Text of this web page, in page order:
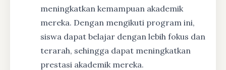
meningkatkan kemampuan akademik
mereka. Dengan mengikuti program ini,
siswa dapat belajar dengan lebih fokus dan
terarah, sehingga dapat meningkatkan
prestasi akademik mereka.